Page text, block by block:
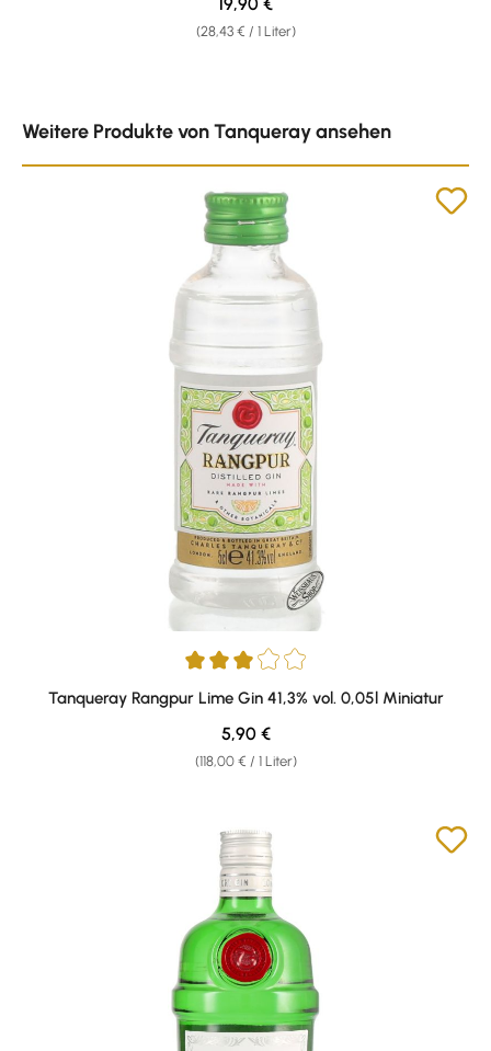
(28,43 € / 1 Liter)
Weitere Produkte von Tanqueray ansehen
Durchschnittliche Bewertung von 3 von 5 Sternen
Tanqueray Rangpur Lime Gin 41,3% vol. 0,05l Miniatur
(118,00 € / 1 Liter)
Regulärer Preis:
5,90 €